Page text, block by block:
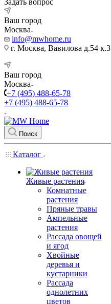
Задать вопрос
Ваш город
Москва
info@mwhome.ru
г. Москва, Вавилова д.54 к.3
Ваш город
Москва
+7 (495) 488-65-78
+7 (495) 488-65-78
Поиск
Каталог
Живые растения
Комнатные
растения
Пряные травы
Ампельные
растения
Рассада овощей
и ягод
Хвойные
деревья и
кустарники
Рассада
однолетних
цветов